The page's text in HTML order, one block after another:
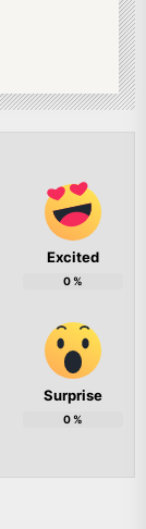
Excited
0%
Surprise
0%